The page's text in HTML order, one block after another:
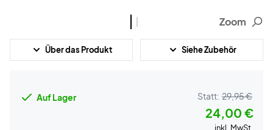
Zoom
Über das Produkt Siehe Zubehör
Auf Lager Statt: 29,95 €
24,00 €
inkl. MwSt.